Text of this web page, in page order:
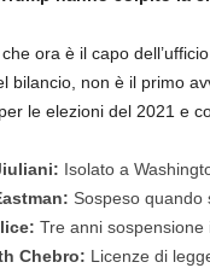
ora è il capo
bilancio, non è il primo
le elezioni del 2021 e
Isolato a
Sospeso quando
Tre anni sospensione
Chebro: Licenze di